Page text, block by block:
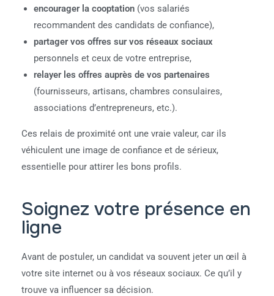
encourager la cooptation (vos salariés
recommandent des candidats de confiance),
partager vos offres sur vos réseaux sociaux
personnels et ceux de votre entreprise,
relayer les offres auprès de vos partenaires
(fournisseurs, artisans, chambres consulaires,
associations d’entrepreneurs, etc.).
Ces relais de proximité ont une vraie valeur, car ils
véhiculent une image de confiance et de sérieux,
essentielle pour attirer les bons profils.
Soignez votre présence en
ligne
Avant de postuler, un candidat va souvent jeter un œil à
votre site internet ou à vos réseaux sociaux. Ce qu’il y
trouve va influencer sa décision.